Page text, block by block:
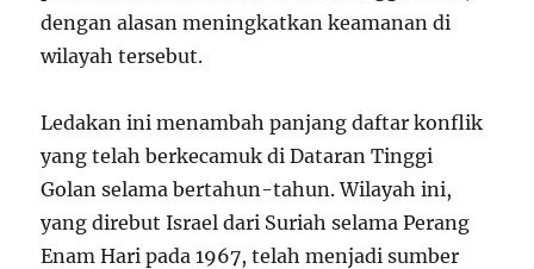
dengan alasan meningkatkan keamanan di
wilayah tersebut.
Ledakan ini menambah panjang daftar konflik
yang telah berkecamuk di Dataran Tinggi
Golan selama bertahun-tahun. Wilayah ini,
yang direbut Israel dari Suriah selama Perang
Enam Hari pada 1967, telah menjadi sumber